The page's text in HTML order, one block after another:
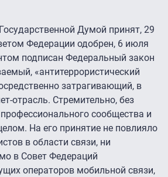
Думой принят, 29
Федерации одобрен, 6 июля
подписан Федеральный закон
«антитеррористический
затрагивающий, в
отрасль. Стремительно, без
сообщества и
На его принятие не повлияло
в области связи, ни
в Совет Федераций
операторов мобильной связи,